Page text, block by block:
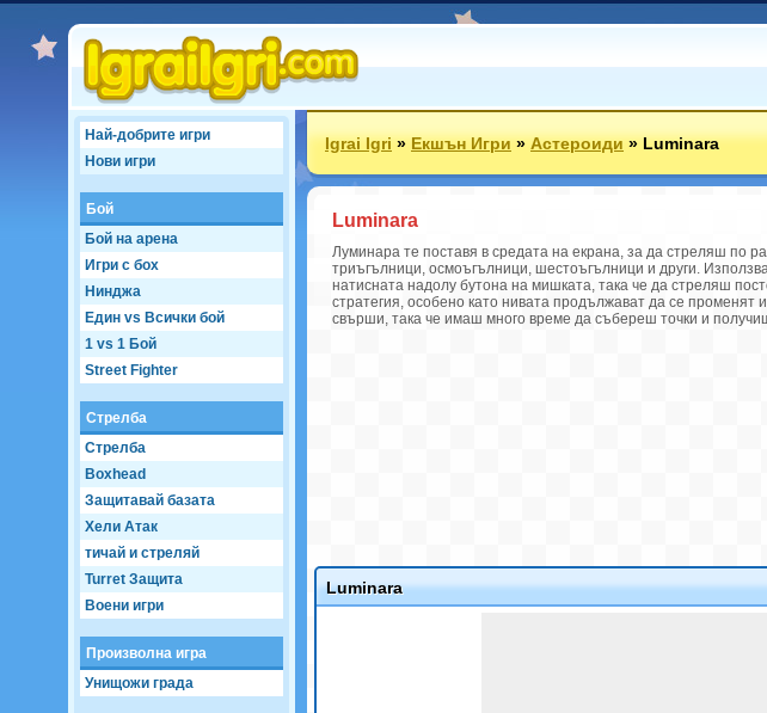
Най-добрите игри
Нови игри
Бой
Бой на арена
Игри с бох
Нинджа
Един vs Всички бой
1 vs 1 Бой
Street Fighter
Стрелба
Стрелба
Boxhead
Защитавай базата
Хели Атак
тичай и стреляй
Turret Защита
Воени игри
Произволна игра
Унищожи града
Igrai Igri»Екшън Игри»Астероиди»Luminara
Luminara
Луминара те поставя в средата на екрана, за да стреляш по
триъгълници, осмоъгълници, шестоъгълници и други.
натисната надолу бутона на мишката, така че да стреляш
стратегия, особено като нивата продължават да се
свърши, така че имаш много време да събереш точки и
Luminara